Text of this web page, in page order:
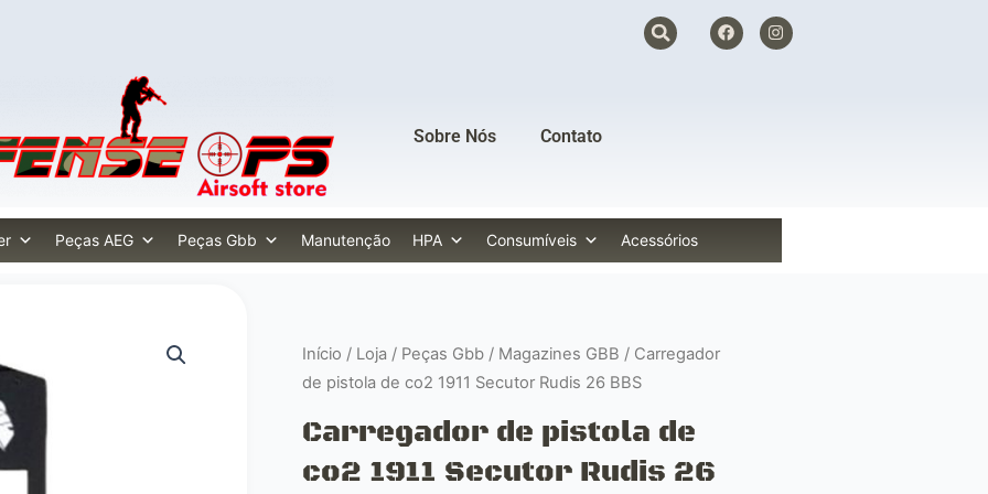
F
a
c
I
n
s
Sobre Nós Contato
Peças AEG Peças Gbb Manutenção HPA Consumíveis Acessórios
Início / Loja / Peças Gbb / Magazines GBB / Carregador
de pistola de co2 1911 Secutor Rudis 26 BBS
Carregador de pistola de
co2 1911 Secutor Rudis 26